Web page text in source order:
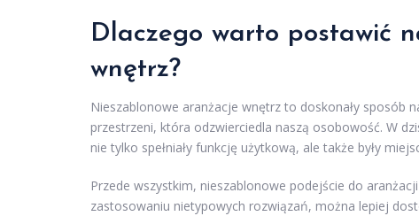
Dlaczego warto postawić
wnętrz?
Nieszablonowe aranżacje wnętrz to doskonały sposób
przestrzeni, która odzwierciedla naszą osobowość. W
nie tylko spełniały funkcję użytkową, ale także były
Przede wszystkim, nieszablonowe podejście do
zastosowaniu nietypowych rozwiązań, można lepiej